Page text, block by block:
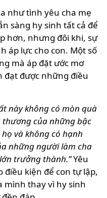
như tình yêu cha mẹ
sàng hy sinh tất cả để
hơn, nhưng đôi khi, sự
áp lực cho con. Một số
mà áp đặt ước mơ
đạt được những điều
này không có mòn quà
của những bậc
và không có hạnh
những người làm cha
trưởng thành.”Yêu
điều kiện để con tự lập,
mình thay vì hy sinh